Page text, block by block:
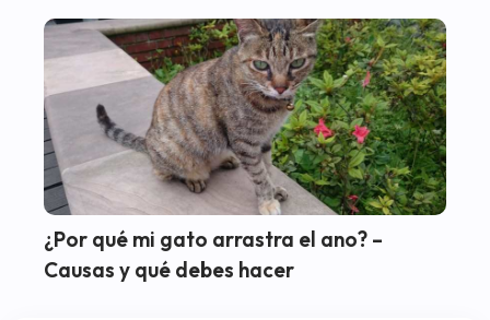
¿Por qué mi gato arrastra el ano? –
Causas y qué debes hacer